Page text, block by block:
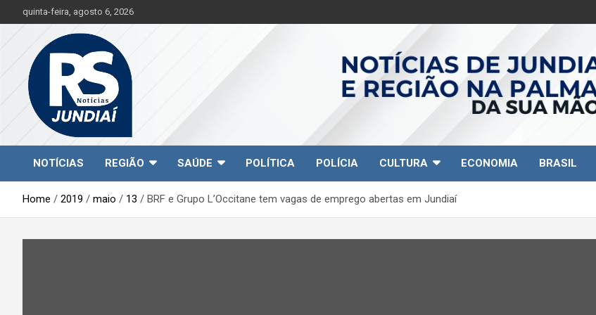
k
t
quinta-feira, agosto 6, 2026
RS Notícias Jundiaí
Jundiaí e região na palma da sua mão!
NOTÍCIAS
REGIÃO SAÚDE POLÍTICA POLÍCIA CULTURA ECONOMIA BRASIL
Home 2019 maio 13 BRF e Grupo L’Occitane tem vagas de emprego abertas em Jundiaí